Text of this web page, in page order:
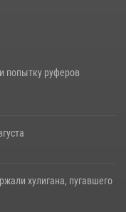
попытку руферов
хулигана, пугавшего